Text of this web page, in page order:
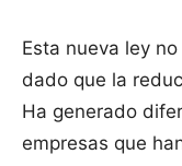
Esta nueva ley
dado que la
Ha generado
empresas que